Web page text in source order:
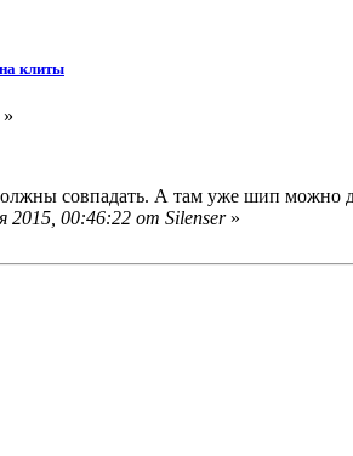
клиты
совпадать. А там уже шип можно
2015, 00:46:22 от Silenser »